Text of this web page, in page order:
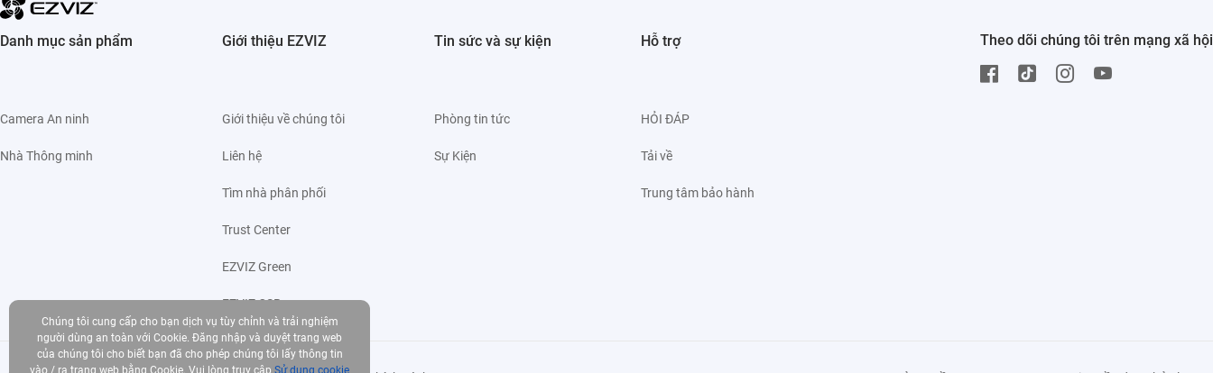
Danh mục sản phẩm
Camera An ninh
Nhà Thông minh
Giới thiệu EZVIZ
Giới thiệu về chúng tôi
Liên hệ
Tìm nhà phân phối
Trust Center
EZVIZ Green
EZVIZ CSR
Tin sức và sự kiện
Phòng tin tức
Sự Kiện
Hỗ trợ
HỎI ĐÁP
Tải về
Trung tâm bảo hành
Theo dõi chúng tôi trên mạng xã hội
Chúng tôi cung cấp cho bạn dịch vụ tùy chỉnh và trải nghiệm
người dùng an toàn với Cookie. Đăng nhập và duyệt trang web
của chúng tôi cho biết bạn đã cho phép chúng tôi lấy thông tin
vào / ra trang web bằng Cookie. Vui lòng truy cập Sử dụng cookie